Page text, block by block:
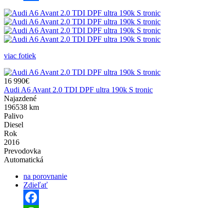
Share
viac fotiek
16 990€
Audi A6 Avant 2.0 TDI DPF ultra 190k S tronic
Najazdené
196538 km
Palivo
Diesel
Rok
2016
Prevodovka
Automatická
na porovnanie
Zdieľať